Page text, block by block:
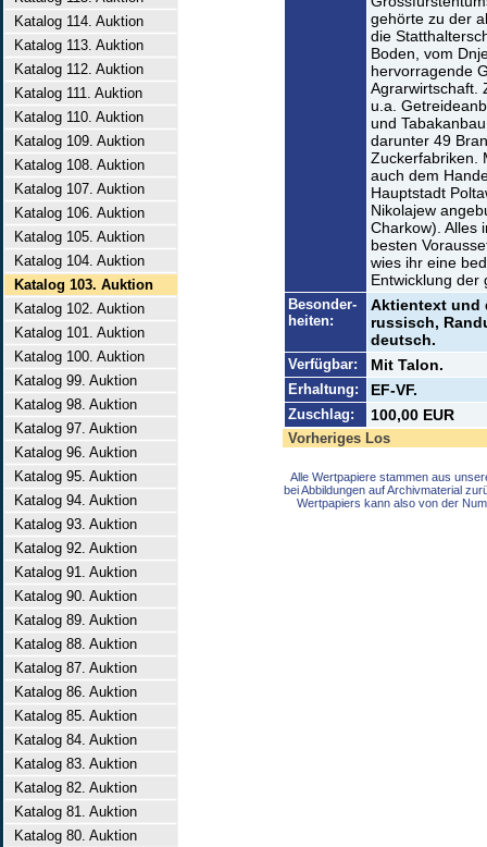
Katalog 114. Auktion
Katalog 113. Auktion
Katalog 112. Auktion
Katalog 111. Auktion
Katalog 110. Auktion
Katalog 109. Auktion
Katalog 108. Auktion
Katalog 107. Auktion
Katalog 106. Auktion
Katalog 105. Auktion
Katalog 104. Auktion
Katalog 103. Auktion
Katalog 102. Auktion
Katalog 101. Auktion
Katalog 100. Auktion
Katalog 99. Auktion
Katalog 98. Auktion
Katalog 97. Auktion
Katalog 96. Auktion
Katalog 95. Auktion
Katalog 94. Auktion
Katalog 93. Auktion
Katalog 92. Auktion
Katalog 91. Auktion
Katalog 90. Auktion
Katalog 89. Auktion
Katalog 88. Auktion
Katalog 87. Auktion
Katalog 86. Auktion
Katalog 85. Auktion
Katalog 84. Auktion
Katalog 83. Auktion
Katalog 82. Auktion
Katalog 81. Auktion
Katalog 80. Auktion
gehörte zu der
die
Boden, vom
hervorragende
Agrarwirtschaft.
u.a.
und
darunter 49
Zuckerfabriken.
auch dem
Hauptstadt
Nikolajew
Charkow). Alles
besten
wies ihr eine
Entwicklung der
Besonder-
heiten:
Aktientext und
russisch,
deutsch.
Verfügbar: Mit Talon.
Erhaltung: EF-VF.
Zuschlag: 100,00 EUR
Vorheriges Los
Alle Wertpapiere stammen aus
bei Abbildungen auf Archivmaterial
Wertpapiers kann also von der